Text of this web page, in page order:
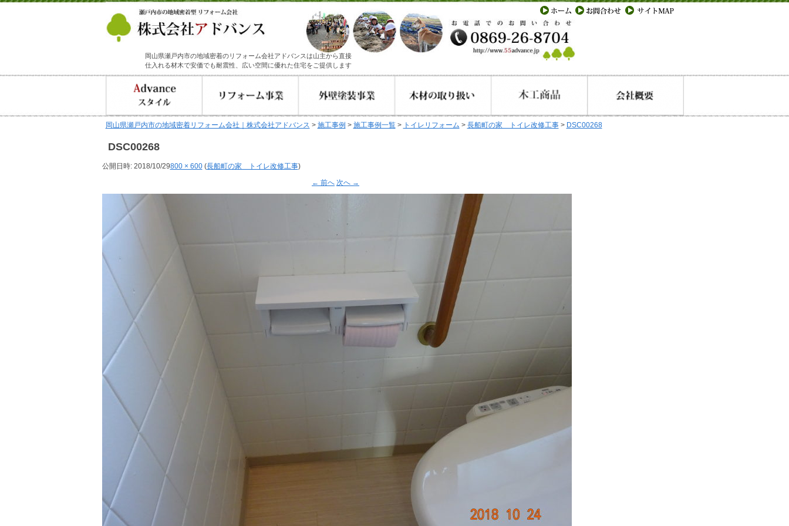
岡山県瀬戸内市の地域密着のリフォーム会社アドバンスは山主から直接
仕入れる材木で安価でも耐震性、広い空間に優れた住宅をご提供します
岡山県瀬戸内市の地域密着リフォーム会社｜株式会社アドバンス > 施工事例 > 施工事例一覧> トイレリフォーム > 長船町の家 トイレ改修工事> DSC00268
DSC00268
公開日時: 2018/10/29800 × 600(長船町の家 トイレ改修工事)
← 前へ 次へ →